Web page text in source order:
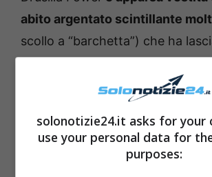
abito argentato scintillante
scollo a “barchetta”) che ha
classe al look molto osé è stato il
modo molto casual-chic.
solonotizie24.it asks for your
use your personal data for
purposes: